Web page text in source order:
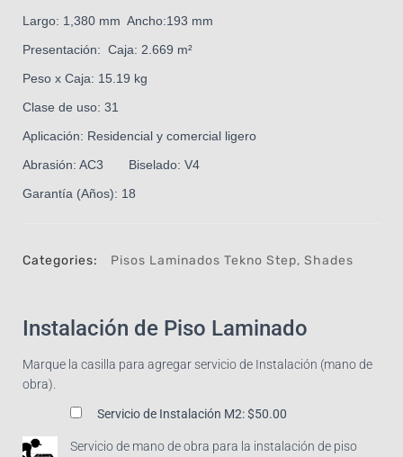
Largo: 1,380 mm Ancho:193 mm
Presentación: Caja: 2.669 m²
Peso x Caja: 15.19 kg
Clase de uso: 31
Aplicación: Residencial y comercial ligero
Abrasión: AC3 Biselado: V4
Garantía (Años): 18
Categories: Pisos Laminados Tekno Step, Shades
Instalación de Piso Laminado
Marque la casilla para agregar servicio de Instalación (mano de
obra).
Servicio de Instalación M2:$50.00
Servicio de mano de obra para la instalación de piso